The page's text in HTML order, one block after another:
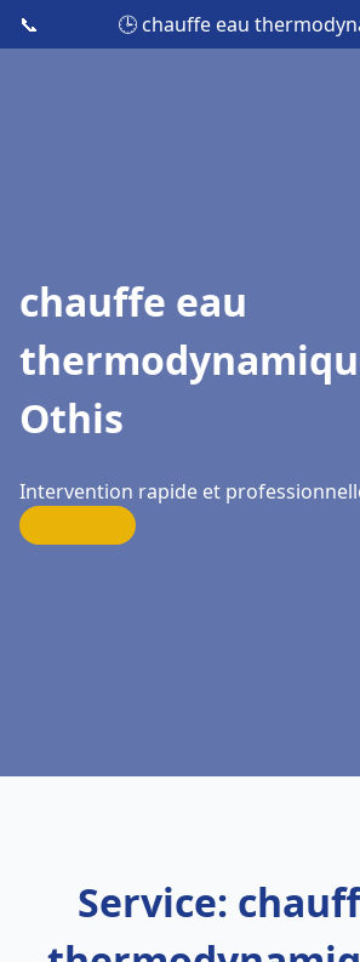
📞 🕒 chauffe eau
chauffe eau
Othis
Intervention rapide et
Service: